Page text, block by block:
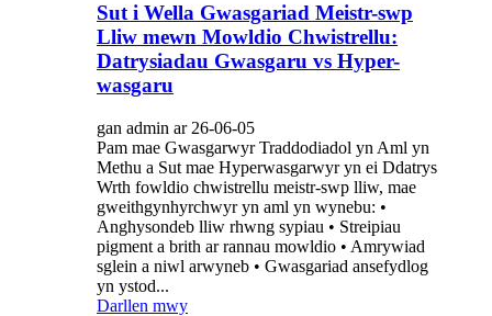
Sut i Wella Gwasgariad Meistr-swp
Lliw mewn Mowldio Chwistrellu:
Datrysiadau Gwasgaru vs Hyper-
wasgaru
gan admin ar 26-06-05
Pam mae Gwasgarwyr Traddodiadol yn Aml yn
Methu a Sut mae Hyperwasgarwyr yn ei Ddatrys
Wrth fowldio chwistrellu meistr-swp lliw, mae
gweithgynhyrchwyr yn aml yn wynebu: •
Anghysondeb lliw rhwng sypiau • Streipiau
pigment a brith ar rannau mowldio • Amrywiad
sglein a niwl arwyneb • Gwasgariad ansefydlog
yn ystod...
Darllen mwy